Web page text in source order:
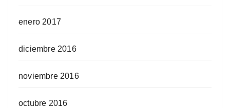
enero 2017
diciembre 2016
noviembre 2016
octubre 2016